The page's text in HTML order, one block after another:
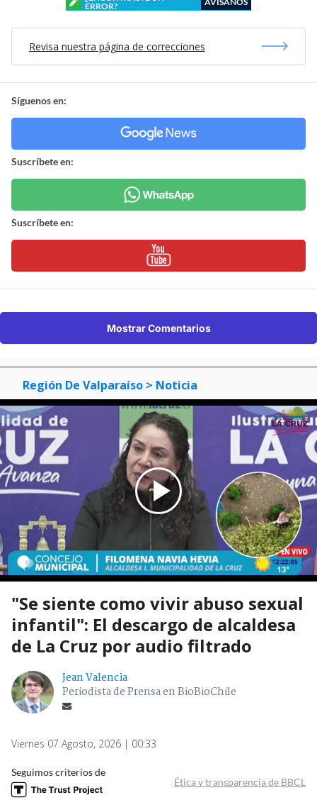
ERROR?
Revisa nuestra página de correcciones
Síguenos en:
Suscríbete en:
Suscríbete en:
Mostrar Comentarios
Región De Valparaíso > Noticia
"Se siente como vivir abuso sexual
infantil": El descargo de alcaldesa
de La Cruz por audio filtrado
Jean Valencia
Periodista de Prensa en BioBioChile
Viernes 07 Agosto, 2026 | 00:33
Seguimos criterios de
Ética y transparencia de BBCL